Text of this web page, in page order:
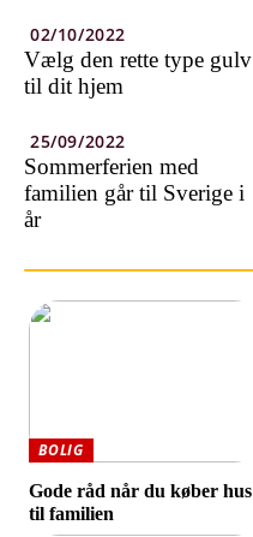
02/10/2022
Vælg den rette type gulv
til dit hjem
25/09/2022
Sommerferien med
familien går til Sverige i
år
BOLIG
Gode råd når du køber hus
til familien